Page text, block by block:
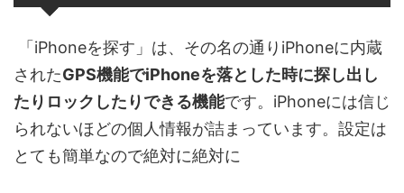
「iPhoneを探す」は、その名の通りiPhoneに内蔵
されたGPS機能でiPhoneを落とした時に探し出し
たりロックしたりできる機能です。iPhoneには信じ
られないほどの個人情報が詰まっています。設定は
とても簡単なので絶対に絶対に